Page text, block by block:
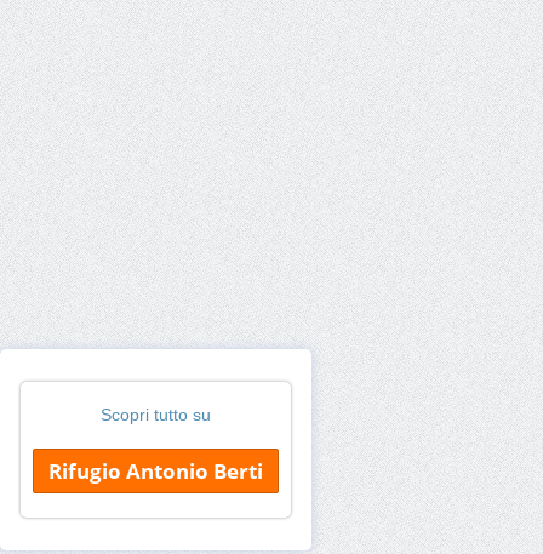
Scopri tutto su
Rifugio Antonio Berti